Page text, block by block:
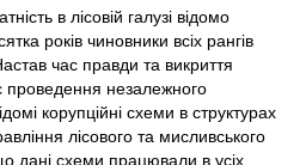
в лісовій галузі відомо
років чиновники всіх рангів
час правди та викриття
незалежного
корупційні схеми в структурах
лісового та мисливського
дані схеми працювали в усіх